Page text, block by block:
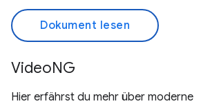
Dokument lesen
VideoNG
Hier erfährst du mehr über moderne